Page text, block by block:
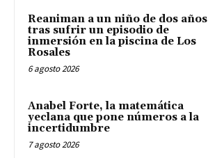
Reaniman a un niño de dos años
tras sufrir un episodio de
inmersión en la piscina de Los
Rosales
6 agosto 2026
Anabel Forte, la matemática
yeclana que pone números a la
incertidumbre
7 agosto 2026